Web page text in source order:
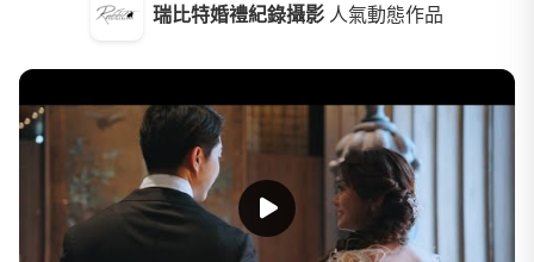
瑞比特婚禮紀錄攝影 人氣動態作品